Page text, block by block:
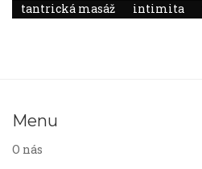
tantrická masáž
intimita
Menu
O nás